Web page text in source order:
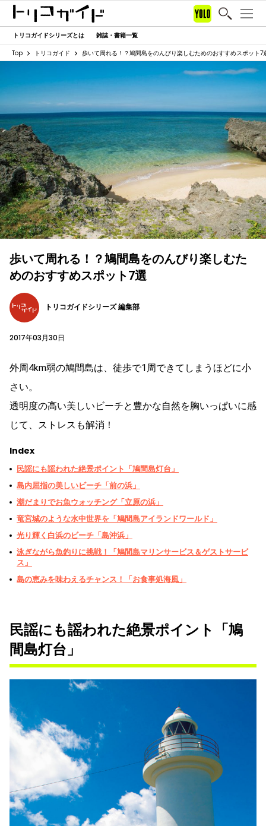
トリコガイドシリーズとは 雑誌・書籍一覧
Top トリコガイド 歩いて周れる！？鳩間島をのんびり楽しむためのおすすめスポット7
歩いて周れる！？鳩間島をのんびり楽しむた
めのおすすめスポット7選
トリコガイドシリーズ 編集部
2017年03月30日
外周4km弱の鳩間島は、徒歩で1周できてしまうほどに小
さい。
透明度の高い美しいビーチと豊かな自然を胸いっぱいに感
じて、ストレスも解消！
Index
民謡にも謡われた絶景ポイント「鳩間島灯台」
島内屈指の美しいビーチ「前の浜」
潮だまりでお魚ウォッチング「立原の浜」
竜宮城のような水中世界を「鳩間島アイランドワールド」
光り輝く白浜のビーチ「島沖浜」
泳ぎながら魚釣りに挑戦！「鳩間島マリンサービス＆ゲストサービ
ス」
島の恵みを味わえるチャンス！「お食事処海風」
民謡にも謡われた絶景ポイント「鳩
間島灯台」